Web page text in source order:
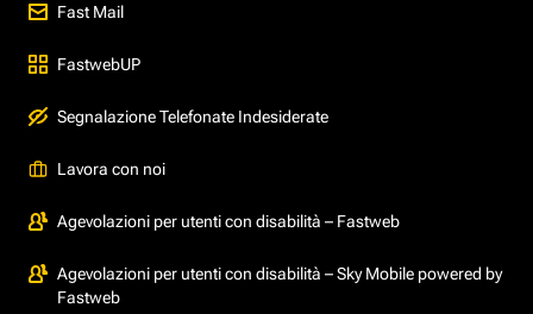
Fast Mail
FastwebUP
Segnalazione Telefonate Indesiderate
Lavora con noi
Agevolazioni per utenti con disabilità – Fastweb
Agevolazioni per utenti con disabilità – Sky Mobile powered by
Fastweb